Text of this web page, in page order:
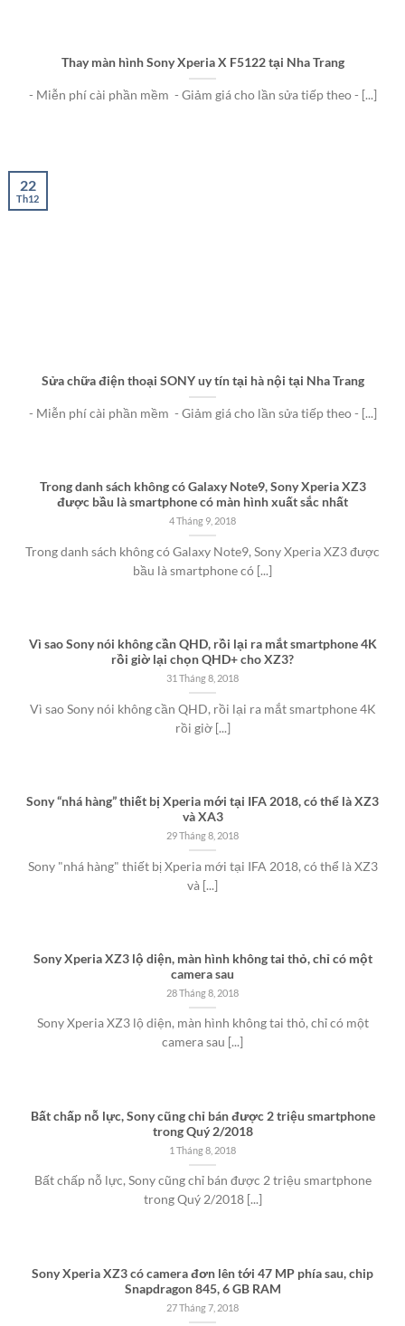
Thay màn hình Sony Xperia X F5122 tại Nha Trang
- Miễn phí cài phần mềm - Giảm giá cho lần sửa tiếp theo - [...]
Sửa chữa điện thoại SONY uy tín tại hà nội tại Nha Trang
- Miễn phí cài phần mềm - Giảm giá cho lần sửa tiếp theo - [...]
22
Th12
Trong danh sách không có Galaxy Note9, Sony Xperia XZ3
được bầu là smartphone có màn hình xuất sắc nhất
4 Tháng 9, 2018
Trong danh sách không có Galaxy Note9, Sony Xperia XZ3 được
bầu là smartphone có [...]
Vì sao Sony nói không cần QHD, rồi lại ra mắt smartphone 4K
rồi giờ lại chọn QHD+ cho XZ3?
31 Tháng 8, 2018
Vì sao Sony nói không cần QHD, rồi lại ra mắt smartphone 4K
rồi giờ [...]
Sony “nhá hàng” thiết bị Xperia mới tại IFA 2018, có thể là XZ3
và XA3
29 Tháng 8, 2018
Sony "nhá hàng" thiết bị Xperia mới tại IFA 2018, có thể là XZ3
và [...]
Sony Xperia XZ3 lộ diện, màn hình không tai thỏ, chỉ có một
camera sau
28 Tháng 8, 2018
Sony Xperia XZ3 lộ diện, màn hình không tai thỏ, chỉ có một
camera sau [...]
Bất chấp nỗ lực, Sony cũng chỉ bán được 2 triệu smartphone
trong Quý 2/2018
1 Tháng 8, 2018
Bất chấp nỗ lực, Sony cũng chỉ bán được 2 triệu smartphone
trong Quý 2/2018 [...]
Sony Xperia XZ3 có camera đơn lên tới 47 MP phía sau, chip
Snapdragon 845, 6 GB RAM
27 Tháng 7, 2018